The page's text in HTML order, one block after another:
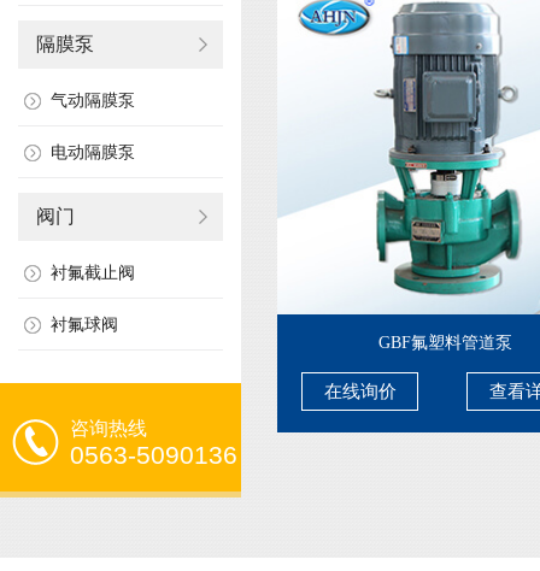
隔膜泵
气动隔膜泵
电动隔膜泵
阀门
衬氟截止阀
衬氟球阀
咨询热线
0563-5090136
GBF氟塑料管道泵
在线询价 查看